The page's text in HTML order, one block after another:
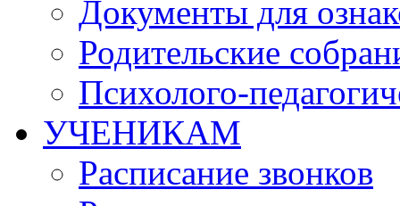
Документы для
Родительские
Психолого-
УЧЕНИКАМ
Расписание звонков